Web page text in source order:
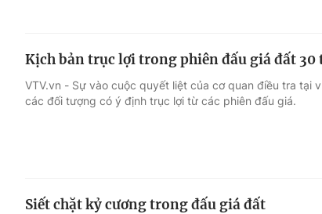
Kịch bản trục lợi trong phiên đấu giá đất 30
VTV.vn - Sự vào cuộc quyết liệt của cơ quan điều tra tại
các đối tượng có ý định trục lợi từ các phiên đấu giá.
Siết chặt kỷ cương trong đấu giá đất